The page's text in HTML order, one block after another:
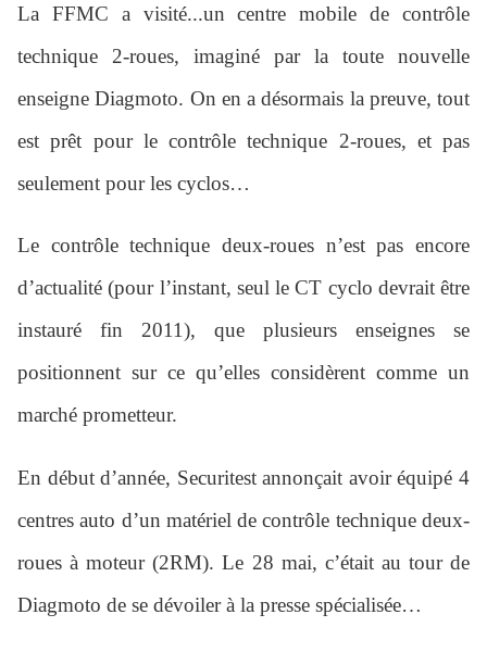
La FFMC a visité...un centre mobile de contrôle
technique 2-roues, imaginé par la toute nouvelle
enseigne Diagmoto. On en a désormais la preuve, tout
est prêt pour le contrôle technique 2-roues, et pas
seulement pour les cyclos…
Le contrôle technique deux-roues n’est pas encore
d’actualité (pour l’instant, seul le CT cyclo devrait être
instauré fin 2011), que plusieurs enseignes se
positionnent sur ce qu’elles considèrent comme un
marché prometteur.
En début d’année, Securitest annonçait avoir équipé 4
centres auto d’un matériel de contrôle technique deux-
roues à moteur (2RM). Le 28 mai, c’était au tour de
Diagmoto de se dévoiler à la presse spécialisée…